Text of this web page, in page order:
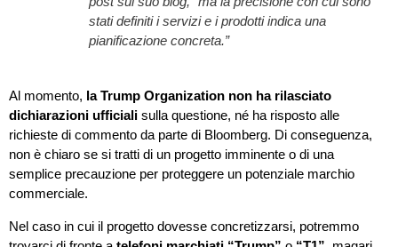
stati definiti i servizi e i prodotti indica una
pianificazione concreta.”
Al momento, la Trump Organization non ha rilasciato
dichiarazioni ufficiali sulla questione, né ha risposto alle
richieste di commento da parte di Bloomberg. Di conseguenza,
non è chiaro se si tratti di un progetto imminente o di una
semplice precauzione per proteggere un potenziale marchio
commerciale.
Nel caso in cui il progetto dovesse concretizzarsi, potremmo